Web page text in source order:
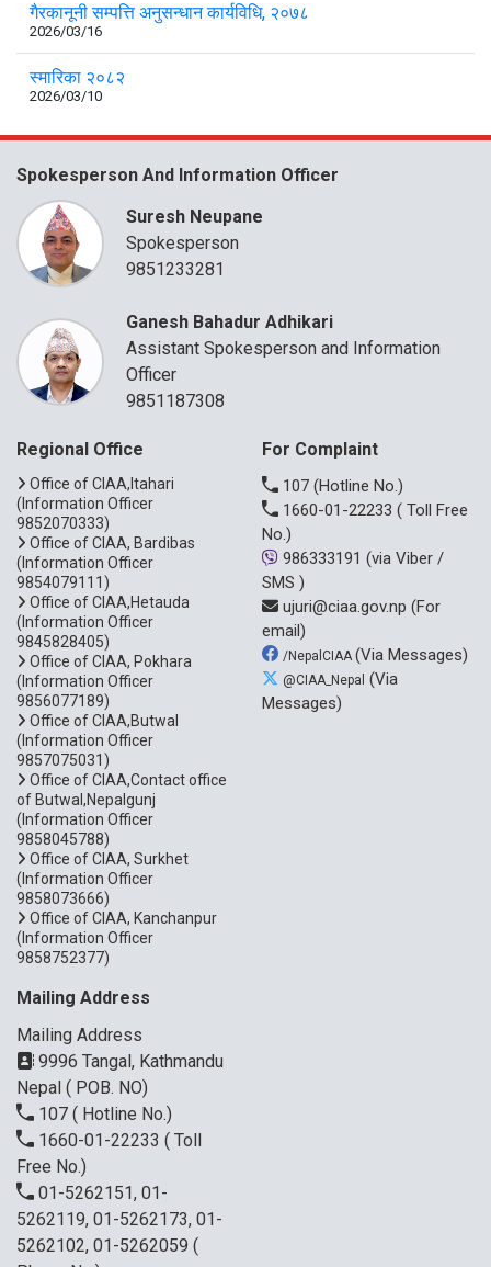
गैरकानूनी सम्पत्ति अनुसन्धान कार्यविधि, २०७८
2026/03/16
स्मारिका २०८२
2026/03/10
Spokesperson And Information Officer
Suresh Neupane
Spokesperson
9851233281
Ganesh Bahadur Adhikari
Assistant Spokesperson and Information
Officer
9851187308
Regional Office
Office of CIAA,Itahari
(Information Officer
9852070333)
Office of CIAA, Bardibas
(Information Officer
9854079111)
Office of CIAA,Hetauda
(Information Officer
9845828405)
Office of CIAA, Pokhara
(Information Officer
9856077189)
Office of CIAA,Butwal
(Information Officer
9857075031)
Office of CIAA,Contact office
of Butwal,Nepalgunj
(Information Officer
9858045788)
Office of CIAA, Surkhet
(Information Officer
9858073666)
Office of CIAA, Kanchanpur
(Information Officer
9858752377)
For Complaint
107 (Hotline No.)
1660-01-22233 ( Toll Free
No.)
986333191 (via Viber /
SMS )
ujuri@ciaa.gov.np (For
email)
/NepalCIAA (Via Messages)
@CIAA_Nepal (Via
Messages)
Mailing Address
Mailing Address
9996 Tangal, Kathmandu
Nepal ( POB. NO)
107 ( Hotline No.)
1660-01-22233 ( Toll
Free No.)
01-5262151, 01-
5262119, 01-5262173, 01-
5262102, 01-5262059 (